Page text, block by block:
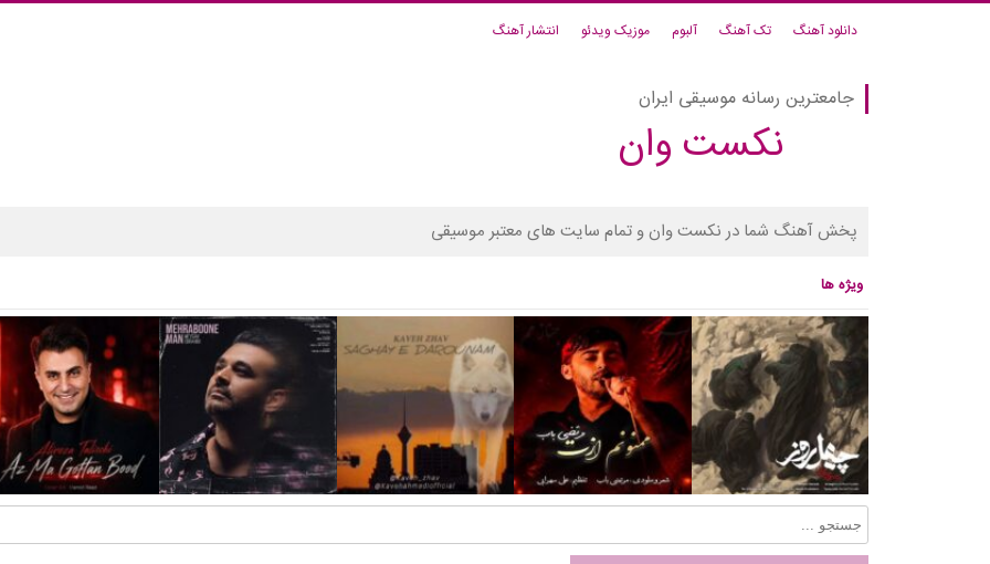
دانلود آهنگ تک آهنگ آلبوم موزیک ویدئو انتشار آهنگ
جامعترین رسانه موسیقی ایران
نکست وان
پخش آهنگ شما در نکست وان و تمام سایت های معتبر موسیقی
ویژه ها